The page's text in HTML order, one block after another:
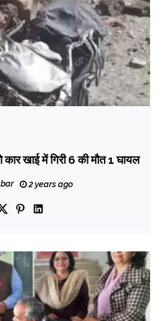
खाई में गिरी 6 की मौत 1 घायल
2 years ago